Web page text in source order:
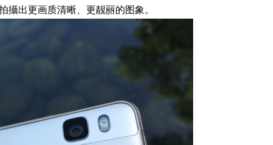
攝出更画质清晰、更靓丽的图象。